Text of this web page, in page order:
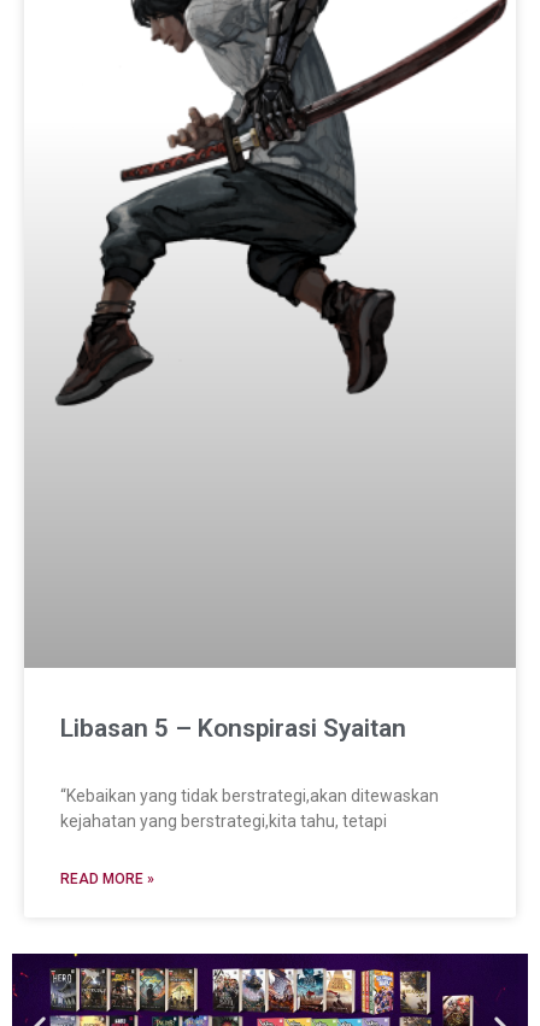
Libasan 5 – Konspirasi Syaitan
“Kebaikan yang tidak berstrategi,akan ditewaskan
kejahatan yang berstrategi,kita tahu, tetapi
READ MORE »